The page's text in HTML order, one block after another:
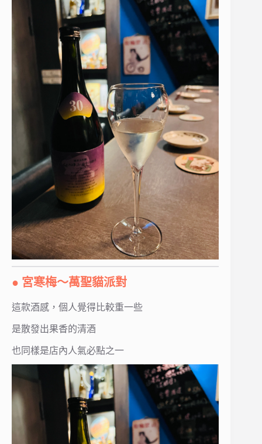
● 宮寒梅～萬聖貓派對
這款酒感，個人覺得比較重一些
是散發出果香的清酒
也同樣是店內人氣必點之一